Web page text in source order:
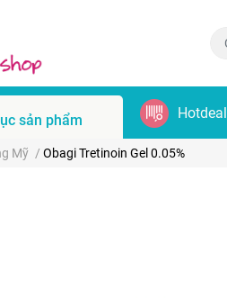
sản phẩm Hotdeal
Mỹ / Obagi Tretinoin Gel 0.05%